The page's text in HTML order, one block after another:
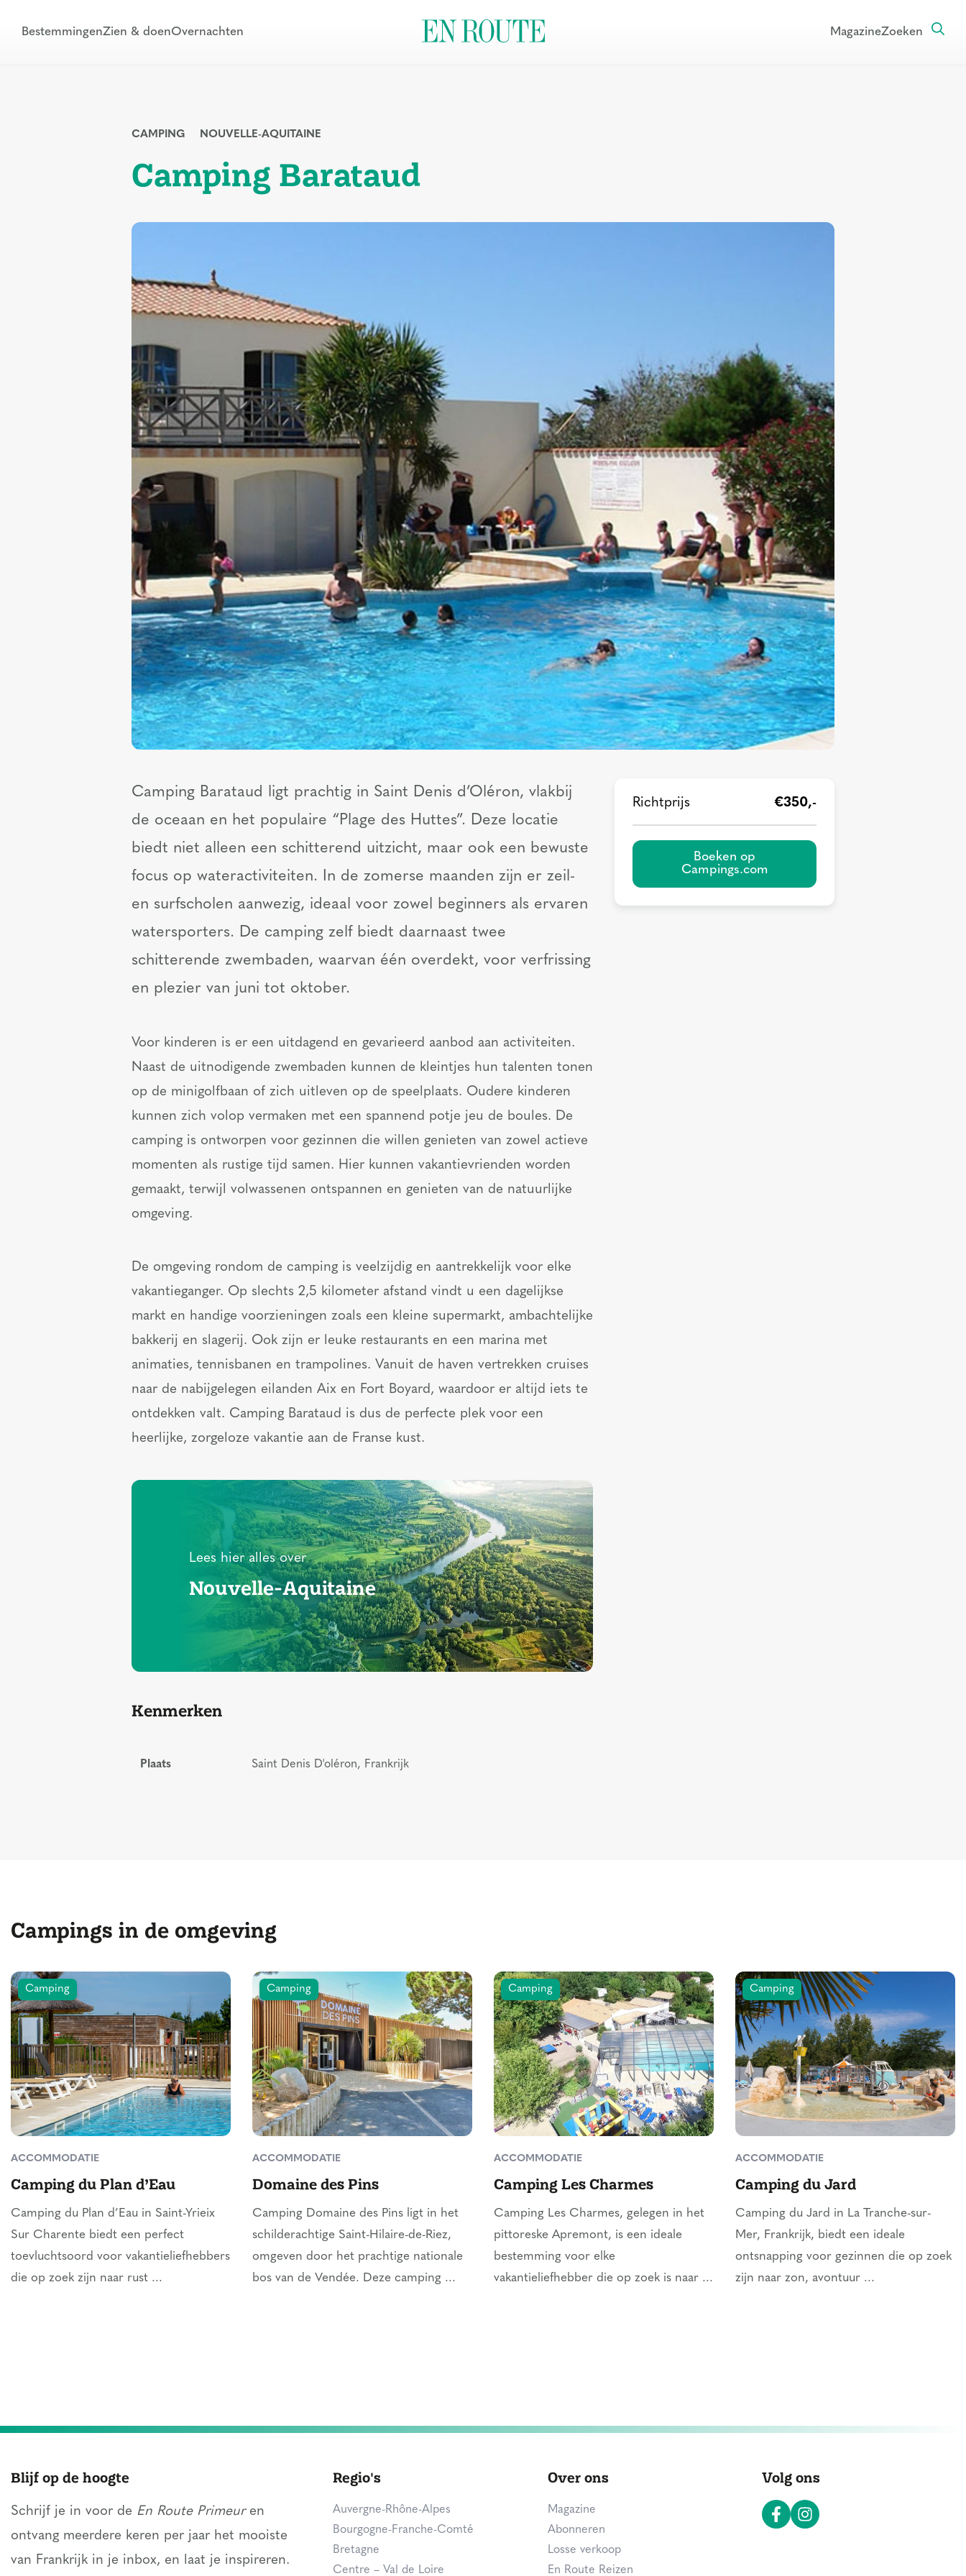
BestemmingenZien & doenOvernachten MagazineZoeken
CAMPING NOUVELLE-AQUITAINE
Camping Barataud
Camping Barataud ligt prachtig in Saint Denis d’Oléron, vlakbij
de oceaan en het populaire “Plage des Huttes”. Deze locatie
biedt niet alleen een schitterend uitzicht, maar ook een bewuste
focus op wateractiviteiten. In de zomerse maanden zijn er zeil-
en surfscholen aanwezig, ideaal voor zowel beginners als ervaren
watersporters. De camping zelf biedt daarnaast twee
schitterende zwembaden, waarvan één overdekt, voor verfrissing
en plezier van juni tot oktober.
Voor kinderen is er een uitdagend en gevarieerd aanbod aan activiteiten.
Naast de uitnodigende zwembaden kunnen de kleintjes hun talenten tonen
op de minigolfbaan of zich uitleven op de speelplaats. Oudere kinderen
kunnen zich volop vermaken met een spannend potje jeu de boules. De
camping is ontworpen voor gezinnen die willen genieten van zowel actieve
momenten als rustige tijd samen. Hier kunnen vakantievrienden worden
gemaakt, terwijl volwassenen ontspannen en genieten van de natuurlijke
omgeving.
De omgeving rondom de camping is veelzijdig en aantrekkelijk voor elke
vakantieganger. Op slechts 2,5 kilometer afstand vindt u een dagelijkse
markt en handige voorzieningen zoals een kleine supermarkt, ambachtelijke
bakkerij en slagerij. Ook zijn er leuke restaurants en een marina met
animaties, tennisbanen en trampolines. Vanuit de haven vertrekken cruises
naar de nabijgelegen eilanden Aix en Fort Boyard, waardoor er altijd iets te
ontdekken valt. Camping Barataud is dus de perfecte plek voor een
heerlijke, zorgeloze vakantie aan de Franse kust.
Lees hier alles over
Nouvelle-Aquitaine
Kenmerken
Plaats Saint Denis D'oléron, Frankrijk
Richtprijs €350,-
Boeken op
Campings.com
Campings in de omgeving
Camping
ACCOMMODATIE
Camping du Plan d’Eau
Camping du Plan d’Eau in Saint-Yrieix
Sur Charente biedt een perfect
toevluchtsoord voor vakantieliefhebbers
die op zoek zijn naar rust ...
Camping
ACCOMMODATIE
Domaine des Pins
Camping Domaine des Pins ligt in het
schilderachtige Saint-Hilaire-de-Riez,
omgeven door het prachtige nationale
bos van de Vendée. Deze camping ...
Camping
ACCOMMODATIE
Camping Les Charmes
Camping Les Charmes, gelegen in het
pittoreske Apremont, is een ideale
bestemming voor elke
vakantieliefhebber die op zoek is naar ...
Camping
ACCOMMODATIE
Camping du Jard
Camping du Jard in La Tranche-sur-
Mer, Frankrijk, biedt een ideale
ontsnapping voor gezinnen die op zoek
zijn naar zon, avontuur ...
Blijf op de hoogte
Schrijf je in voor de En Route Primeuren
ontvang meerdere keren per jaar het mooiste
van Frankrijk in je inbox, en laat je inspireren.
Regio's
Auvergne-Rhône-Alpes
Bourgogne-Franche-Comté
Bretagne
Centre – Val de Loire
Over ons
Magazine
Abonneren
Losse verkoop
En Route Reizen
Volg ons